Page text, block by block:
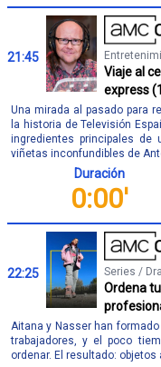
21:45
Viaje al
express
Una mirada al pasado para
la historia de Televisión
ingredientes principales
viñetas inconfundibles de
Duración
0:00'
22:25 Series /
Ordena
Aitana y Nasser han
trabajadores, y el poco
ordenar. El resultado: